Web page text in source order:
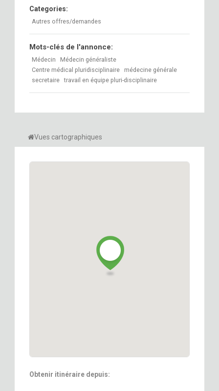
Categories:
Autres offres/demandes
Mots-clés de l'annonce:
Médecin
Médecin généraliste
Centre médical pluridisciplinaire
médecine générale
secretaire travail en équipe pluri-disciplinaire
Vues cartographiques
Obtenir itinéraire depuis: